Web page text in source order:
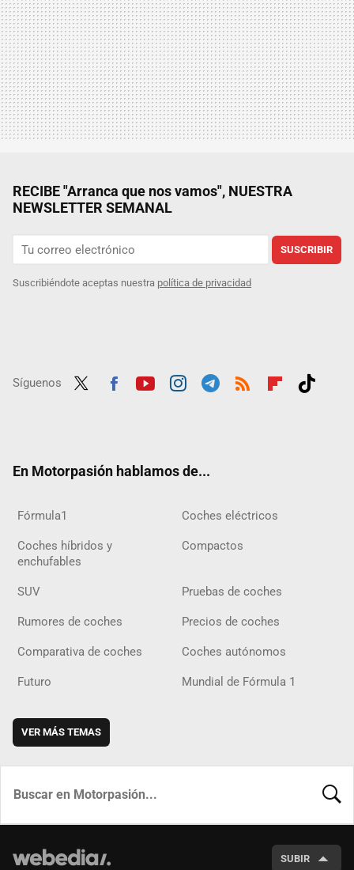
RECIBE "Arranca que nos vamos", NUESTRA
NEWSLETTER SEMANAL
SUSCRIBIR
Suscribiéndote aceptas nuestra política de privacidad
Síguenos
En Motorpasión hablamos de...
Fórmula1 Coches eléctricos
Coches híbridos y
enchufables
Compactos
SUV Pruebas de coches
Rumores de coches Precios de coches
Comparativa de coches Coches autónomos
Futuro Mundial de Fórmula 1
VER MÁS TEMAS
SUBIR